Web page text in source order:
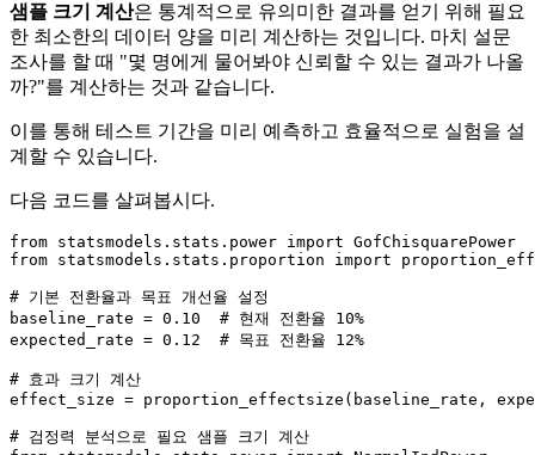
샘플 크기 계산은 통계적으로 유의미한 결과를 얻기 위해 필요
한 최소한의 데이터 양을 미리 계산하는 것입니다. 마치 설문
조사를 할 때 "몇 명에게 물어봐야 신뢰할 수 있는 결과가 나올
까?"를 계산하는 것과 같습니다.
이를 통해 테스트 기간을 미리 예측하고 효율적으로 실험을 설
계할 수 있습니다.
다음 코드를 살펴봅시다.
from statsmodels.stats.power import
from statsmodels.stats.proportion import
# 기본 전환율과 목표 개선율 설정
baseline_rate = 0.10
# 현재 전환율 10%
expected_rate = 0.12 # 목표 전환율 12%
# 효과 크기 계산
effect_size = proportion_effectsize(baseline_rate,
# 검정력 분석으로 필요 샘플 크기 계산